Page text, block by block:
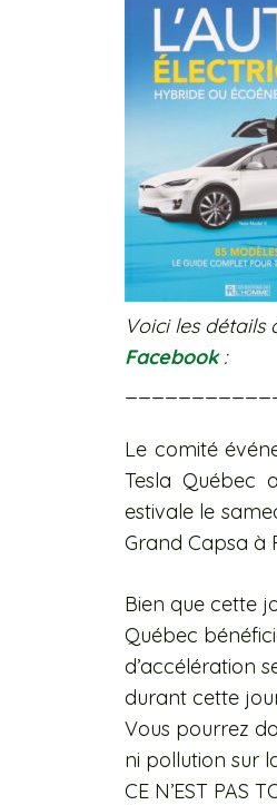
Voici les détails
Facebook:
Le comité
Tesla Québec
estivale le
Grand Capsa à
Bien que cette
Québec
d’accélération
durant cette
Vous pourrez
ni pollution sur
CE N’EST PAS